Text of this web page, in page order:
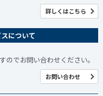
詳しくはこちら
について
のでお問い合わせください。
お問い合わせ